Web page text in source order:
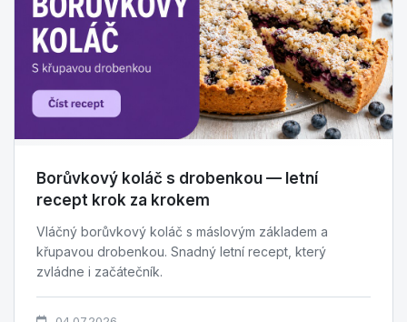
Borůvkový koláč s drobenkou — letní
recept krok za krokem
Vláčný borůvkový koláč s máslovým základem a
křupavou drobenkou. Snadný letní recept, který
zvládne i začátečník.